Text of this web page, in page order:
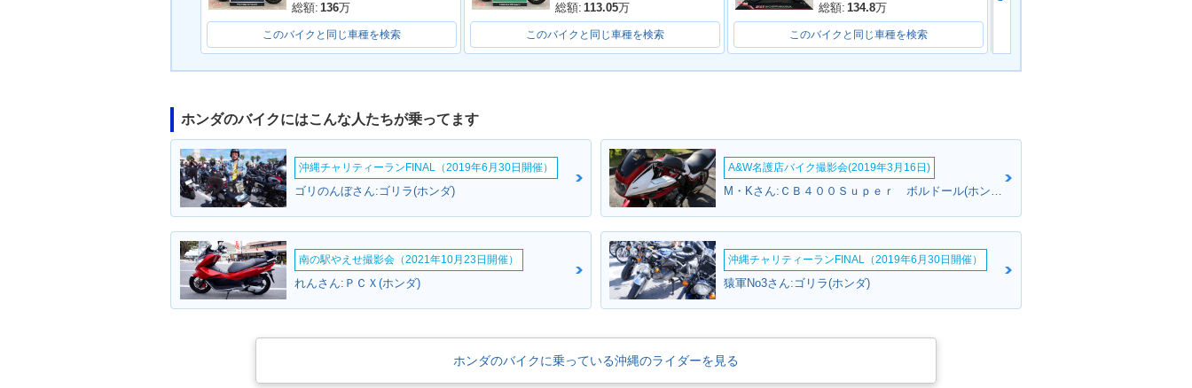
総額: 136万
このバイクと同じ車種を検索
総額: 113.05万
このバイクと同じ車種を検索
総額: 134.8万
このバイクと同じ車種を検索
ホンダのバイクにはこんな人たちが乗ってます
沖縄チャリティーランFINAL（2019年6月30日開催）
ゴリのんぼさん:ゴリラ(ホンダ)
A&W名護店バイク撮影会(2019年3月16日)
M・Kさん:ＣＢ４００Ｓｕｐｅｒ ボルドール(ホンダ)
南の駅やえせ撮影会（2021年10月23日開催）
れんさん:ＰＣＸ(ホンダ)
沖縄チャリティーランFINAL（2019年6月30日開催）
猿軍No3さん:ゴリラ(ホンダ)
ホンダのバイクに乗っている沖縄のライダーを見る